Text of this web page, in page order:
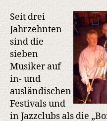
Seit drei
Jahrzehnten
sind die
sieben
Musiker auf
in- und
ausländischen
Festivals und
in Jazzclubs als die